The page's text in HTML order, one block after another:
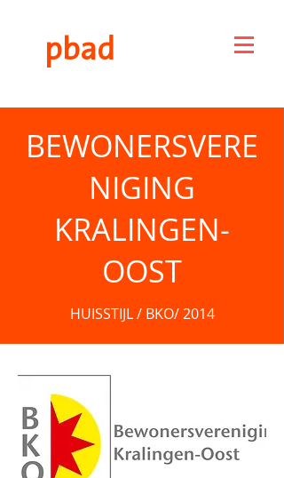
pbad
BEWONERSVERE
NIGING
KRALINGEN-
OOST
HUISSTIJL / BKO/ 2014